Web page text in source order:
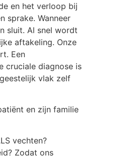
en het verloop bij
sprake. Wanneer
sluit. Al snel wordt
aftakeling. Onze
Een
cruciale diagnose is
vlak zelf
en zijn familie
vechten?
Zodat ons